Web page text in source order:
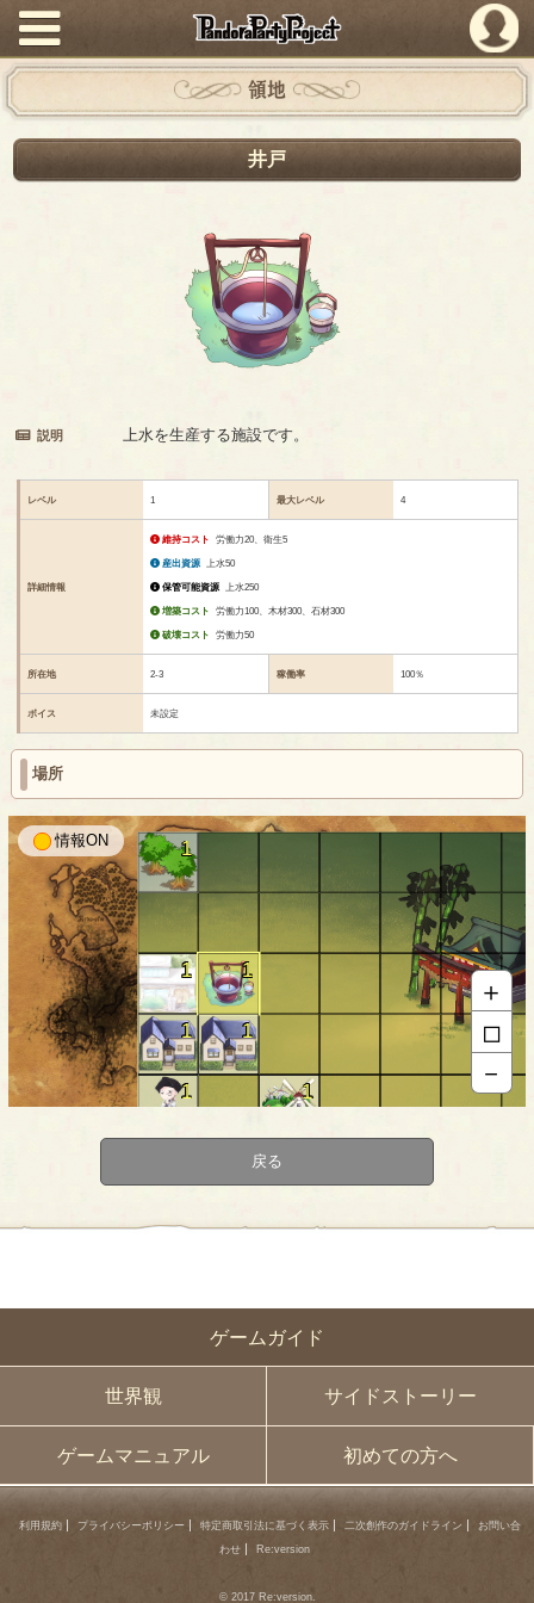
PandoraPartyProject
ゲームガイド
世界観 サイドストーリー
ゲームマニュアル 初めての方へ
領地
井戸
説明 上水を生産する施設です。
レベル 1 最大レベル 4
詳細情報
維持コスト 労働力20、衛生5
産出資源
上水50
保管可能資源
上水250
増築コスト 労働力100、木材300、石材300
破壊コスト 労働力50
所在地 2-3 稼働率 100％
ボイス 未設定
場所
1
1
1
1
1 1
1
情報
＋
□
－
戻る
利用規約 プライバシーポリシー 特定商取引法に基づく表示 二次創作のガイドライン
お問い合
わせ
Re:version
© 2017 Re:version.